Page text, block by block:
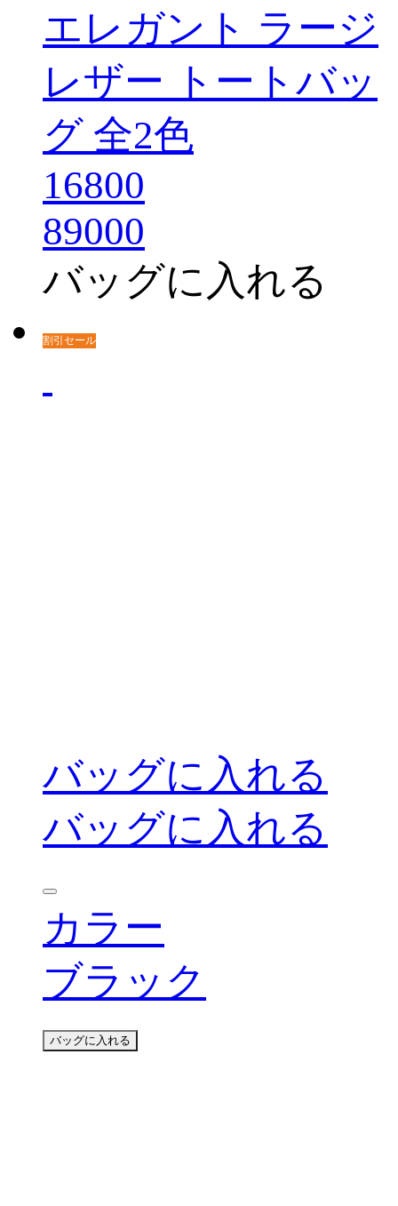
エレガント ラージ
レザー トートバッ
グ 全2色
16800
89000
バッグに入れる
割引セール
バッグに入れる
バッグに入れる
カラー
ブラック
バッグに入れる